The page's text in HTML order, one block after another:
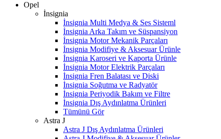
Opel
İnsignia
İnsignia Multi Medya & Ses Sisteml
İnsignia Arka Takım ve Süspansiyon
İnsignia Motor Mekanik Parçaları
İnsignia Modifiye & Aksesuar Ürünle
İnsignia Karoseri ve Kaporta Ürünle
İnsignia Motor Elektrik Parçaları
İnsignia Fren Balatası ve Diski
İnsignia Soğutma ve Radyatör
İnsignia Periyodik Bakım ve Filtre
İnsignia Dış Aydınlatma Ürünleri
Tümünü Gör
Astra J
Astra J Dış Aydınlatma Ürünleri